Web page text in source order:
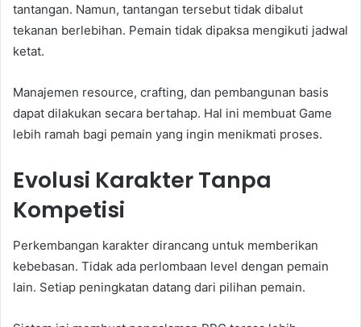
tantangan. Namun, tantangan tersebut tidak dibalut
tekanan berlebihan. Pemain tidak dipaksa mengikuti jadwal
ketat.
Manajemen resource, crafting, dan pembangunan basis
dapat dilakukan secara bertahap. Hal ini membuat Game
lebih ramah bagi pemain yang ingin menikmati proses.
Evolusi Karakter Tanpa
Kompetisi
Perkembangan karakter dirancang untuk memberikan
kebebasan. Tidak ada perlombaan level dengan pemain
lain. Setiap peningkatan datang dari pilihan pemain.